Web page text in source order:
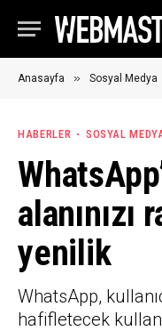
Anasayfa » Sosyal Medya
HABERLER SOSYAL
alanınızı
yenilik
WhatsApp,
hafifletecek